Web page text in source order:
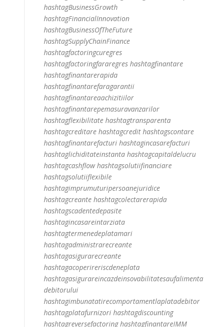
hashtagBusinessGrowth
hashtagFinancialInnovation
hashtagBusinessOfTheFuture
hashtagSupplyChainFinance
hashtagfactoringcuregres
hashtagfactoringfararegres hashtagfinantare
hashtagfinantarerapida
hashtagfinantarefaragarantii
hashtagfinantareaachizitiilor
hashtagfinantarepemasuravanzarilor
hashtagflexibilitate hashtagtransparenta
hashtagcreditare hashtagcredit hashtagscontare
hashtagfinantarefacturi hashtagincasarefacturi
hashtaglichiditateinstanta hashtagcapitaldelucru
hashtagcashflow hashtagsolutiifinanciare
hashtagsolutiiflexibile
hashtagimprumuturipersoanejuridice
hashtagcreante hashtagcolectarerapida
hashtagscadentedepasite
hashtagincasareintarziata
hashtagtermenedeplatamari
hashtagadministrarecreante
hashtagasigurarecreante
hashtagacoperireriscdeneplata
hashtagasigurareincazdeinsovabilitatesaufalimenta
debitorului
hashtagimbunatatirecomportamentlaplatadebitor
hashtagplatafurnizori hashtagdiscounting
hashtagreversefactoring hashtagfinantareIMM